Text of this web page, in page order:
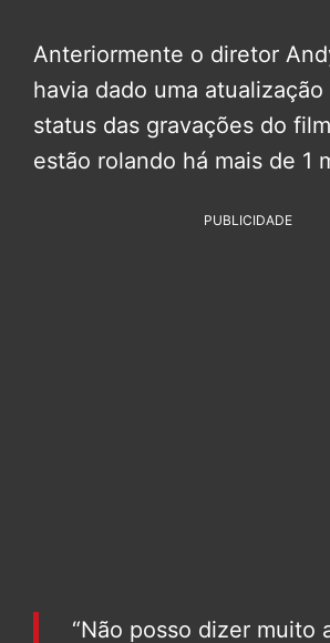
Anteriormente o diretor
havia dado uma atualização
status das gravações do
estão rolando há mais de 1
PUBLICIDADE
“Não posso dizer muito